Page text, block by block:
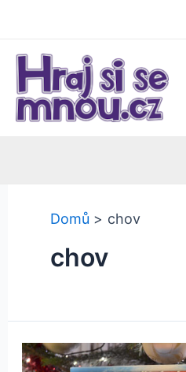
obsah
Domů chov
chov